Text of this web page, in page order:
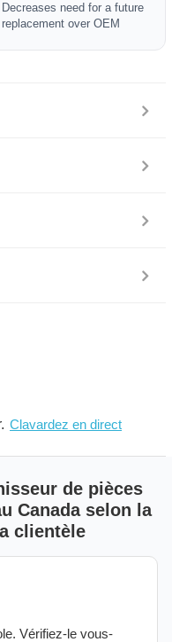
Decreases need for a future
replacement over OEM
Clavardez en direct
de pièces
Canada selon la
clientèle
Vérifiez-le vous-